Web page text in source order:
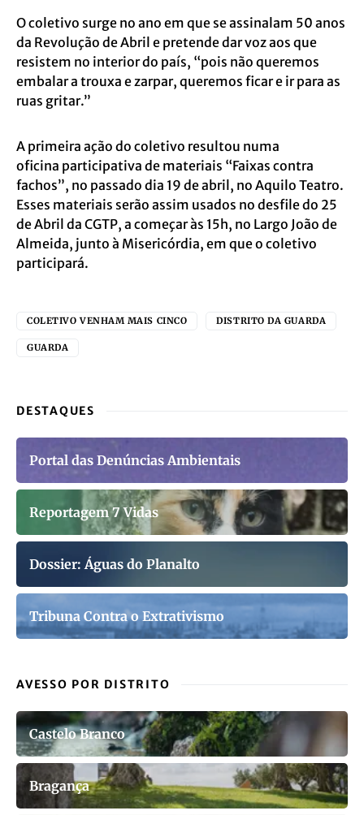
O coletivo surge no ano em que se assinalam 50 anos
da Revolução de Abril e pretende dar voz aos que
resistem no interior do país, “pois não queremos
embalar a trouxa e zarpar, queremos ficar e ir para as
ruas gritar.”
A primeira ação do coletivo resultou numa
oficina participativa de materiais “Faixas contra
fachos”, no passado dia 19 de abril, no Aquilo Teatro.
Esses materiais serão assim usados no desfile do 25
de Abri l da CGTP, a começar às 15h, no Largo João de
Almeida, junto à Misericórdia, em que o coletivo
participará.
COLETIVO VENHAM MAIS CINCO DISTRITO DA GUARDA
GUARDA
DESTAQUES
Portal das Denúncias Ambientais
Reportagem 7 Vidas
Dossier: Águas do Planalto
Tribuna Contra o Extrativismo
AVESSO POR DISTRITO
Castelo Branco
Bragança